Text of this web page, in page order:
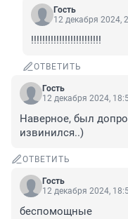
Гость
12 декабря 2024,
!!!!!!!!!!!!!!!!!!!!!!!!!
ОТВЕТИТЬ
Гость
12 декабря 2024,
Наверное, был
извинился..)
ОТВЕТИТЬ
Гость
12 декабря 2024,
беспомощные